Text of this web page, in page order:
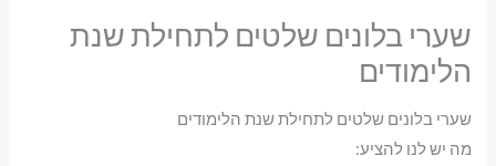
שערי בלונים שלטים לתחילת שנת
הלימודים
שערי בלונים שלטים לתחילת שנת הלימודים
מה יש לנו להציע: